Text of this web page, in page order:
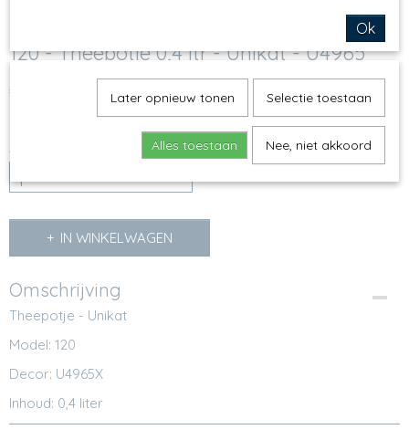
120 - Theepotje 0,4 ltr - Unikat - U4965
€ 75,00 (inclusief btw 21%)
Op voorraad
Aantal
IN WINKELWAGEN
Omschrijving
Theepotje - Unikat
Model: 120
Decor: U4965X
Inhoud: 0,4 liter
Ok
Later opnieuw tonen Selectie toestaan
Alles toestaan Nee, niet akkoord